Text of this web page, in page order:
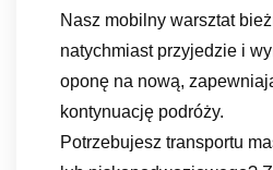
Nasz mobilny warsztat
natychmiast przyjedzie i
oponę na nową,
kontynuację podróży.
Potrzebujesz transportu